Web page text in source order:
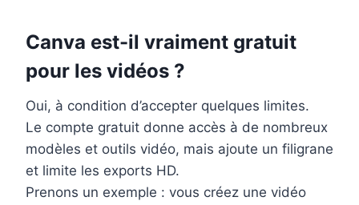
Canva est-il vraiment gratuit
pour les vidéos ?
Oui, à condition d’accepter quelques limites.
Le compte gratuit donne accès à de nombreux
modèles et outils vidéo, mais ajoute un filigrane
et limite les exports HD.
Prenons un exemple : vous créez une vidéo